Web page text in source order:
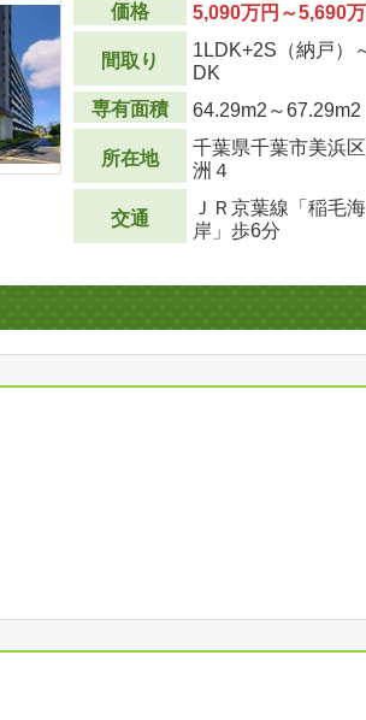
価格 5,090万円～5,690
間取り
1LDK+2S（納戸）
DK
専有面積
64.29m2 ～67.29m2
所在地
千葉県千葉市美浜
洲４
交通
ＪＲ京葉線「稲毛海
岸」歩6分